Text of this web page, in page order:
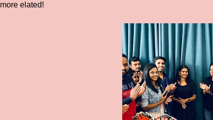
more elated!